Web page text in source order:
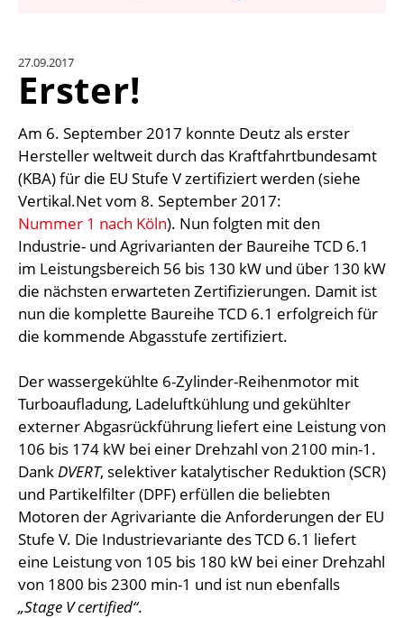
27.09.2017
Erster!
Am 6. September 2017 konnte Deutz als erster
Hersteller weltweit durch das Kraftfahrtbundesamt
(KBA) für die EU Stufe V zertifiziert werden (siehe
Vertikal.Net vom 8. September 2017:
Nummer 1 nach Köln). Nun folgten mit den
Industrie- und Agrivarianten der Baureihe TCD 6.1
im Leistungsbereich 56 bis 130 kW und über 130 kW
die nächsten erwarteten Zertifizierungen. Damit ist
nun die komplette Baureihe TCD 6.1 erfolgreich für
die kommende Abgasstufe zertifiziert.
Der wassergekühlte 6-Zylinder-Reihenmotor mit
Turboaufladung, Ladeluftkühlung und gekühlter
externer Abgasrückführung liefert eine Leistung von
106 bis 174 kW bei einer Drehzahl von 2100 min-1.
Dank DVERT, selektiver katalytischer Reduktion (SCR)
und Partikelfilter (DPF) erfüllen die beliebten
Motoren der Agrivariante die Anforderungen der EU
Stufe V. Die Industrievariante des TCD 6.1 liefert
eine Leistung von 105 bis 180 kW bei einer Drehzahl
von 1800 bis 2300 min-1 und ist nun ebenfalls
„Stage V certified“.